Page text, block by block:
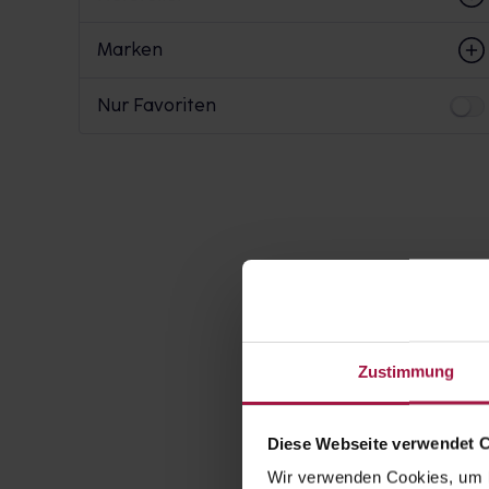
Zustimmung
Diese Webseite verwendet
Wir verwenden Cookies,
Marken
Nur Favoriten